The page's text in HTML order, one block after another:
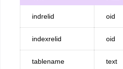
indrelid oid
indexrelid oid
tablename text